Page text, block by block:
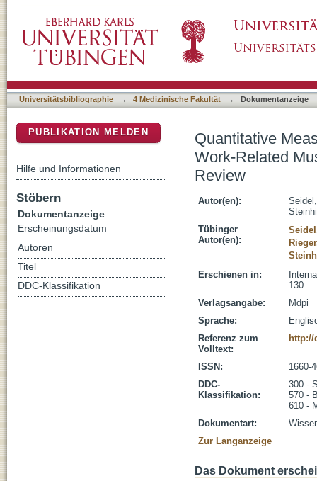
Disorders of the Elbow : A Systematic
Universitätsbibliographie → 4 Medizinische Fakultät → Dokumentanzeige
Quantitative
Work-Related
Review
Autor(en):
Tübinger
Autor(en):
Erschienen in:
130
Verlagsangabe:
Mdpi
Sprache:
Referenz zum
Volltext:
http://
ISSN:
1660-
DDC-
Klassifikation:
300 -
570 -
610 -
Dokumentart:
Zur Langanzeige
Das Dokument
PUBLIKATION MELDEN
Hilfe und Informationen
Stöbern
Dokumentanzeige
Erscheinungsdatum
Autoren
Titel
DDC-Klassifikation